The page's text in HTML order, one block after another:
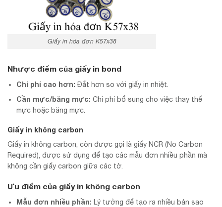
Giấy in hóa đơn K57x38
Nhược điểm của giấy in bond
Chi phí cao hơn: Đắt hơn so với giấy in nhiệt.
Cần mực/băng mực: Chi phí bổ sung cho việc thay thế
mực hoặc băng mực.
Giấy in không carbon
Giấy in không carbon, còn được gọi là giấy NCR (No Carbon
Required), được sử dụng để tạo các mẫu đơn nhiều phần mà
không cần giấy carbon giữa các tờ.
Ưu điểm của giấy in không carbon
Mẫu đơn nhiều phần: Lý tưởng để tạo ra nhiều bản sao